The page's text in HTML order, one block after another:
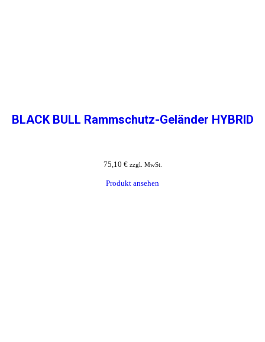
BLACK BULL Rammschutz-Geländer HYBRID
75,10 € zzgl. MwSt.
Produkt ansehen